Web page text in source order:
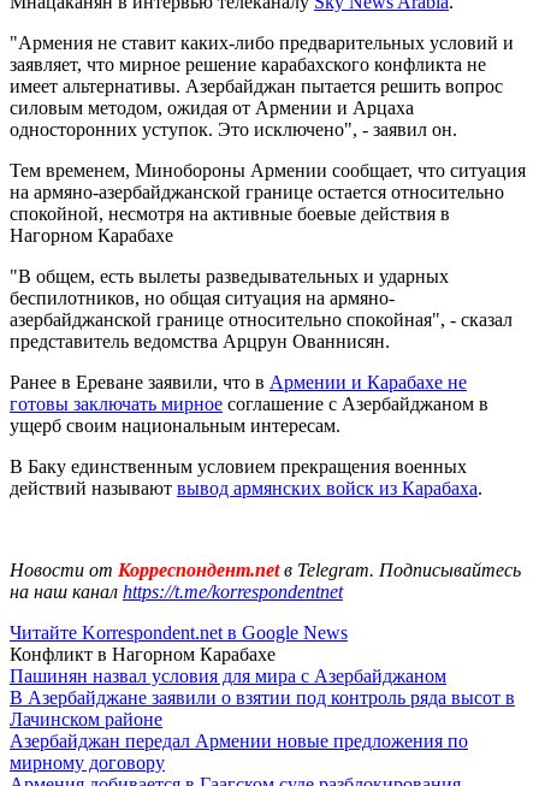
"Армения не ставит каких-либо предварительных условий и
заявляет, что мирное решение карабахского конфликта не
имеет альтернативы. Азербайджан пытается решить вопрос
силовым методом, ожидая от Армении и Арцаха
односторонних уступок. Это исключено", - заявил он.
Тем временем, Минобороны Армении сообщает, что ситуация
на армяно-азербайджанской границе остается относительно
спокойной, несмотря на активные боевые действия в
Нагорном Карабахе
"В общем, есть вылеты разведывательных и ударных
беспилотников, но общая ситуация на армяно-
азербайджанской границе относительно спокойная", - сказал
представитель ведомства Арцрун Ованнисян.
Ранее в Ереване заявили, что в Армении и Карабахе не
готовы заключать мирное соглашение с Азербайджаном в
ущерб своим национальным интересам.
В Баку единственным условием прекращения военных
действий называют вывод армянских войск из Карабаха.
Новости от Корреспондент.netв Telegram. Подписывайтесь
на наш канал https://t.me/korrespondentnet
Читайте Korrespondent.net в Google News
Конфликт в Нагорном Карабахе
Пашинян назвал условия для мира с Азербайджаном
В Азербайджане заявили о взятии под контроль ряда высот в
Лачинском районе
Азербайджан передал Армении новые предложения по
мирному договору